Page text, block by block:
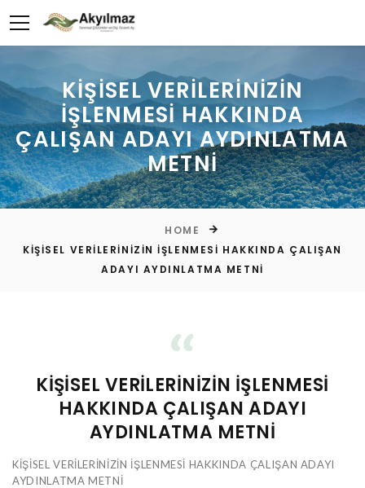
KİŞİSEL VERİLERİNİZİN
İŞLENMESİ HAKKINDA
ÇALIŞAN ADAYI AYDINLATMA
METNİ
HOME
KİŞİSEL VERİLERİNİZİN İŞLENMESİ HAKKINDA ÇALIŞAN
ADAYI AYDINLATMA METNİ
KİŞİSEL VERİLERİNİZİN İŞLENMESİ
HAKKINDA ÇALIŞAN ADAYI
AYDINLATMA METNİ
KİŞİSEL VERİLERİNİZİN İŞLENMESİ HAKKINDA ÇALIŞAN ADAYI
AYDINLATMA METNİ